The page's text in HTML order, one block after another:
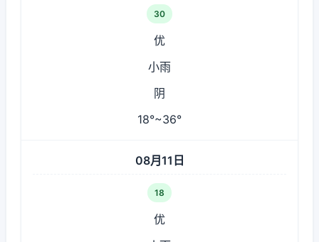
30
优
小雨
阴
18°~36°
08月11日
18
优